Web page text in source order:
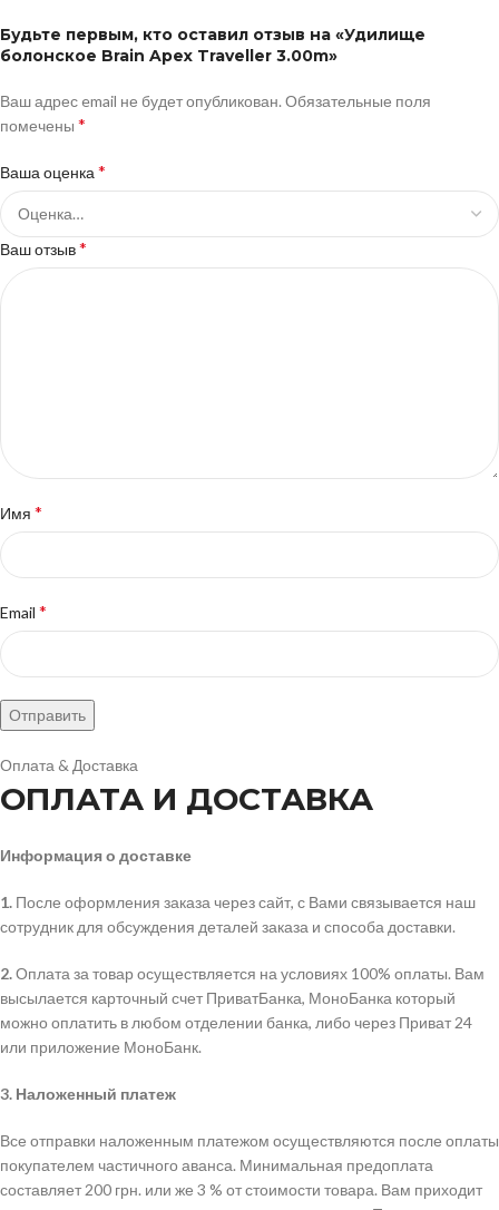
Будьте первым, кто оставил отзыв на «Удилище
болонское Brain Apex Traveller 3.00m»
Ваш адрес email не будет опубликован. Обязательные поля
помечены *
Ваша оценка *
Ваш отзыв*
Имя *
Email *
Оплата & Доставка
ОПЛАТА И ДОСТАВКА
Информация о доставке
1. После оформления заказа через сайт, с Вами связывается наш
сотрудник для обсуждения деталей заказа и способа доставки.
2.Оплата за товар осуществляется на условиях 100% оплаты. Вам
высылается карточный счет ПриватБанка, МоноБанка который
можно оплатить в любом отделении банка, либо через Приват 24
или приложение МоноБанк.
3. Наложенный платеж
Все отправки наложенным платежом осуществляются после оплаты
покупателем частичного аванса. Минимальная предоплата
составляет 200 грн. или же 3 % от стоимости товара. Вам приходит